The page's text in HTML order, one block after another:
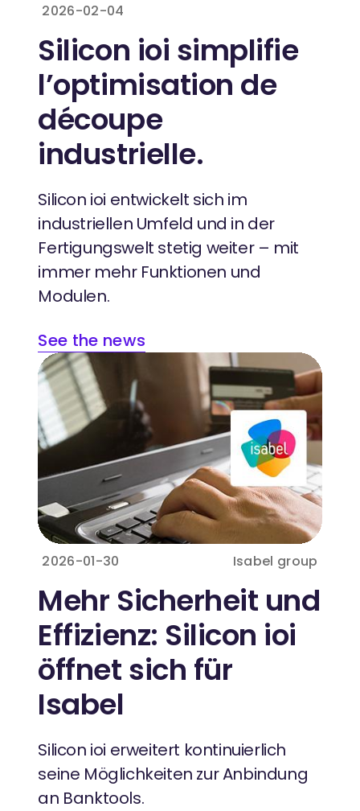
2026-02-04
Silicon ioi simplifie
l’optimisation de
découpe
industrielle.
Silicon ioi entwickelt sich im
industriellen Umfeld und in der
Fertigungswelt stetig weiter – mit
immer mehr Funktionen und
Modulen.
See the news
2026-01-30 Isabel group
Mehr Sicherheit und
Effizienz: Silicon ioi
öffnet sich für
Isabel
Silicon ioi erweitert kontinuierlich
seine Möglichkeiten zur Anbindung
an Banktools.